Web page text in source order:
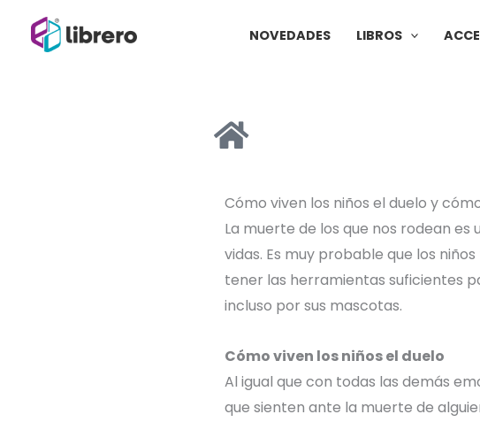
NOVEDADES LIBROS
Cómo viven los niños el duelo y
La muerte de los que nos rodean
vidas. Es muy probable que los
tener las herramientas suficientes
incluso por sus mascotas.
Cómo viven los niños el duelo
Al igual que con todas las demás
que sienten ante la muerte de